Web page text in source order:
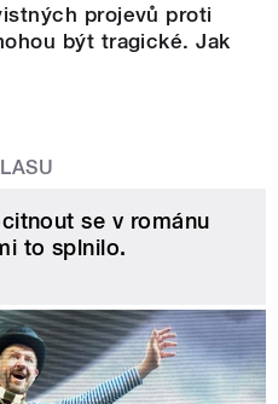
projevů proti
být tragické. Jak
se v románu
to splnilo.